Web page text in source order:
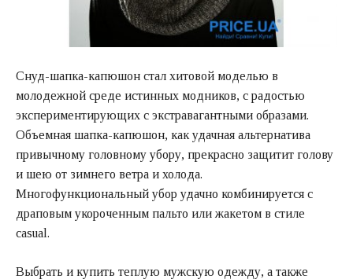
Снуд-шапка-капюшон стал хитовой моделью в
молодежной среде истинных модников, с радостью
экспериментирующих с экстравагантными образами.
Объемная шапка-капюшон, как удачная альтернатива
привычному головному убору, прекрасно защитит голову
и шею от зимнего ветра и холода.
Многофункциональный убор удачно комбинируется с
драповым укороченным пальто или жакетом в стиле
casual.
Выбрать и купить теплую мужскую одежду, а также